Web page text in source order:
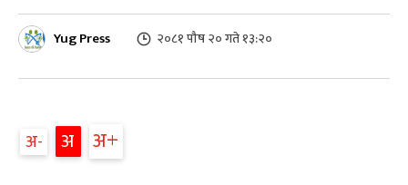
Yug Press २०८१ पौष २० गते १३:२०
अ अ अ